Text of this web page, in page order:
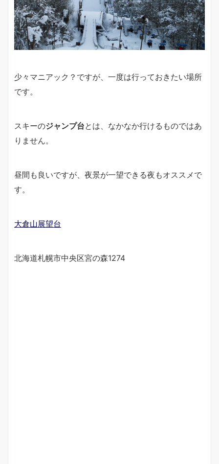
少々マニアック？ですが、一度は行っておきたい場所
です。
スキーのジャンプ台とは、なかなか行けるものではあ
りません。
昼間も良いですが、夜景が一望できる夜もオススメで
す。
大倉山展望台
北海道札幌市中央区宮の森1274